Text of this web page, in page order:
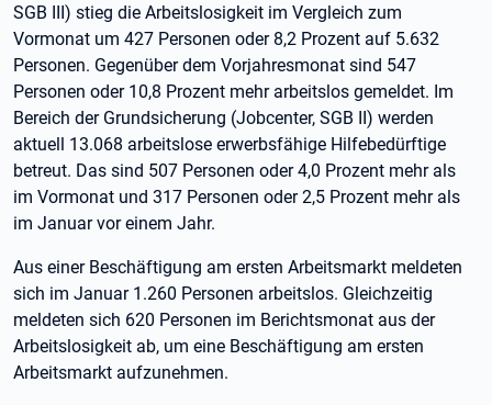
SGB III) stieg die Arbeitslosigkeit im Vergleich zum
Vormonat um 427 Personen oder 8,2 Prozent auf 5.632
Personen. Gegenüber dem Vorjahresmonat sind 547
Personen oder 10,8 Prozent mehr arbeitslos gemeldet. Im
Bereich der Grundsicherung (Jobcenter, SGB II) werden
aktuell 13.068 arbeitslose erwerbsfähige Hilfebedürftige
betreut. Das sind 507 Personen oder 4,0 Prozent mehr als
im Vormonat und 317 Personen oder 2,5 Prozent mehr als
im Januar vor einem Jahr.
Aus einer Beschäftigung am ersten Arbeitsmarkt meldeten
sich im Januar 1.260 Personen arbeitslos. Gleichzeitig
meldeten sich 620 Personen im Berichtsmonat aus der
Arbeitslosigkeit ab, um eine Beschäftigung am ersten
Arbeitsmarkt aufzunehmen.